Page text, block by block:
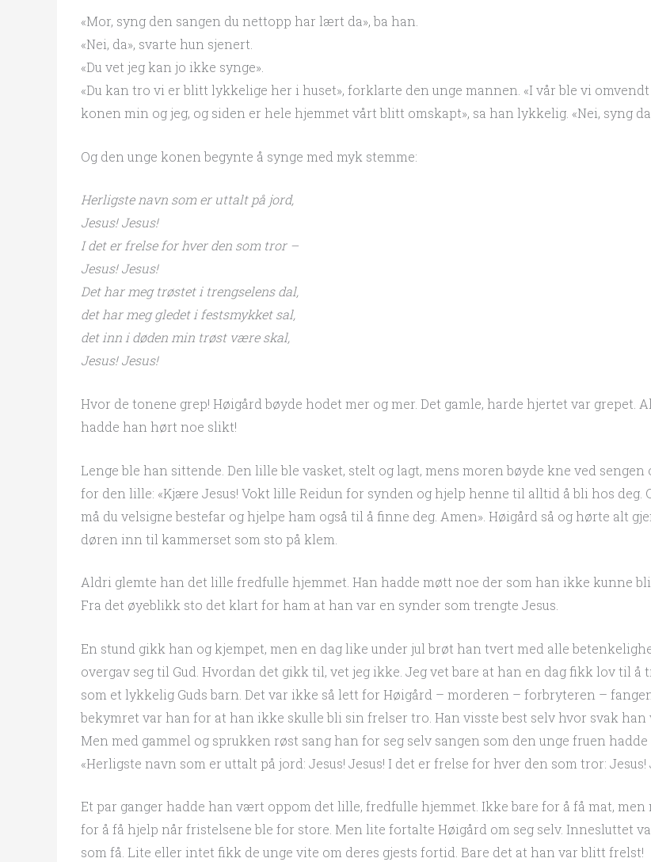
«Mor, syng den sangen du nettopp har lært da», ba han.
«Nei, da», svarte hun sjenert.
«Du vet jeg kan jo ikke synge».
«Du kan tro vi er blitt lykkelige her i huset», forklarte den unge mannen. «I vår ble vi omvendt
konen min og jeg, og siden er hele hjemmet vårt blitt omskapt», sa han lykkelig. «Nei, syng
Og den unge konen begynte å synge med myk stemme:
Herligste navn som er uttalt på jord,
Jesus! Jesus!
I det er frelse for hver den som tror –
Jesus! Jesus!
Det har meg trøstet i trengselens dal,
det har meg gledet i festsmykket sal,
det inn i døden min trøst være skal,
Jesus! Jesus!
Hvor de tonene grep! Høigård bøyde hodet mer og mer. Det gamle, harde hjertet var grepet.
hadde han hørt noe slikt!
Lenge ble han sittende. Den lille ble vasket, stelt og lagt, mens moren bøyde kne ved sengen
for den lille: «Kjære Jesus! Vokt lille Reidun for synden og hjelp henne til alltid å bli hos deg.
må du velsigne bestefar og hjelpe ham også til å finne deg. Amen». Høigård så og hørte alt
døren inn til kammerset som sto på klem.
Aldri glemte han det lille fredfulle hjemmet. Han hadde møtt noe der som han ikke kunne
Fra det øyeblikk sto det klart for ham at han var en synder som trengte Jesus.
En stund gikk han og kjempet, men en dag like under jul brøt han tvert med alle
overgav seg til Gud. Hvordan det gikk til, vet jeg ikke. Jeg vet bare at han en dag fikk lov til å
som et lykkelig Guds barn. Det var ikke så lett for Høigård – morderen – forbryteren –
bekymret var han for at han ikke skulle bli sin frelser tro. Han visste best selv hvor svak han
Men med gammel og sprukken røst sang han for seg selv sangen som den unge fruen hadde
«Herligste navn som er uttalt på jord: Jesus! Jesus! I det er frelse for hver den som tror: Jesus!
Et par ganger hadde han vært oppom det lille, fredfulle hjemmet. Ikke bare for å få mat, men
for å få hjelp når fristelsene ble for store. Men lite fortalte Høigård om seg selv. Innesluttet
som få. Lite eller intet fikk de unge vite om deres gjests fortid. Bare det at han var blitt frelst!